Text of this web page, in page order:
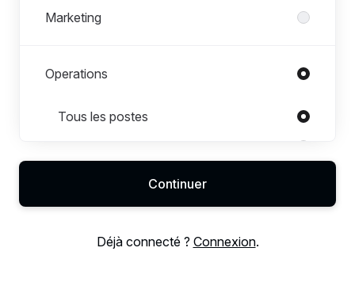
Marketing
Operations
Postes dans Operations
Tous les postes
Customer Support Manager
Middle Officer
Payments Manager
Continuer
Déjà connecté ? Connexion.